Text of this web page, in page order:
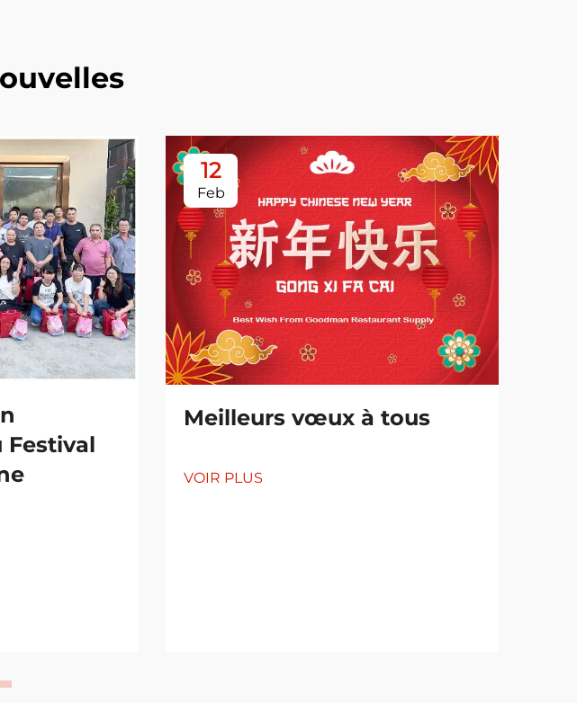
12
Feb
Meilleurs vœux à tous
VOIR PLUS